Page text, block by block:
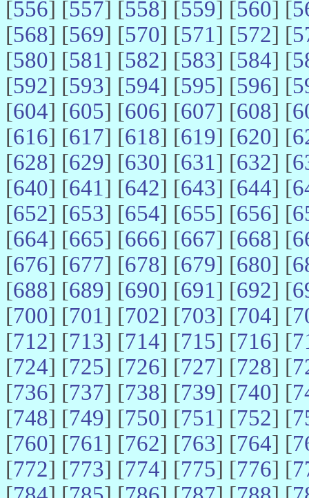
[556] [557] [558] [559] [560] [
[568] [569] [570] [571] [572] [
[580] [581] [582] [583] [584] [
[592] [593] [594] [595] [596] [
[604] [605] [606] [607] [608] [
[616] [617] [618] [619] [620] [
[628] [629] [630] [631] [632] [
[640] [641] [642] [643] [644] [
[652] [653] [654] [655] [656] [
[664] [665] [666] [667] [668] [
[676] [677] [678] [679] [680] [
[688] [689] [690] [691] [692] [
[700] [701] [702] [703] [704] [
[712] [713] [714] [715] [716] [
[724] [725] [726] [727] [728] [
[736] [737] [738] [739] [740] [
[748] [749] [750] [751] [752] [
[760] [761] [762] [763] [764] [
[772] [773] [774] [775] [776] [